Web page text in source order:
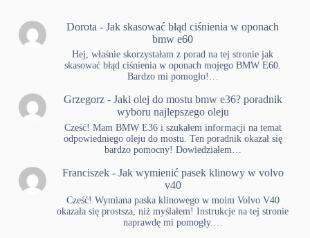
Dorota -Jak skasować błąd ciśnienia w oponach
bmw e60
Hej, właśnie skorzystałam z porad na tej stronie jak
skasować błąd ciśnienia w oponach mojego BMW E60.
Bardzo mi pomogło!…
Grzegorz- Jaki olej do mostu bmw e36? poradnik
wyboru najlepszego oleju
Cześć! Mam BMW E36 i szukałem informacji na temat
odpowiedniego oleju do mostu. Ten poradnik okazał się
bardzo pomocny! Dowiedziałem…
Franciszek- Jak wymienić pasek klinowy w volvo
v40
Cześć! Wymiana paska klinowego w moim Volvo V40
okazała się prostsza, niż myślałem! Instrukcje na tej stronie
naprawdę mi pomogły.…